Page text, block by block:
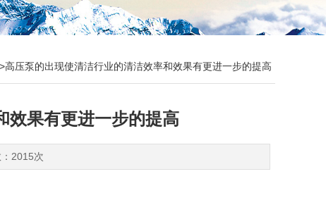
>高压泵的出现使清洁行业的清洁效率和效果有更进一步的提高
效果有更进一步的提高
2015次